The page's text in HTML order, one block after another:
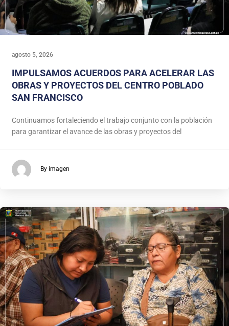
agosto 5, 2026
IMPULSAMOS ACUERDOS PARA ACELERAR LAS
OBRAS Y PROYECTOS DEL CENTRO POBLADO
SAN FRANCISCO
Continuamos fortaleciendo el trabajo conjunto con la población
para garantizar el avance de las obras y proyectos del
By imagen